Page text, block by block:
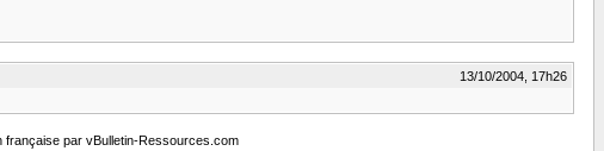
13/10/2004, 17h26
par vBulletin-Ressources.com